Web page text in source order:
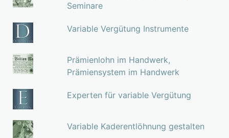
Seminare
Variable Vergütung Instrumente
Prämienlohn im Handwerk,
Prämiensystem im Handwerk
Experten für variable Vergütung
Variable Kaderentlöhnung gestalten